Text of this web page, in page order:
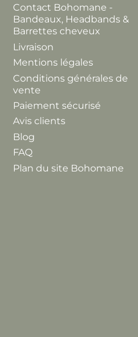
Contact Bohomane -
Bandeaux, Headbands &
Barrettes cheveux
Livraison
Mentions légales
Conditions générales de
vente
Paiement sécurisé
Avis clients
Blog
FAQ
Plan du site Bohomane